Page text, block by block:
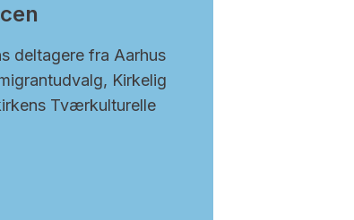
deltagere fra Aarhus
Kirkelig
Tværkulturelle